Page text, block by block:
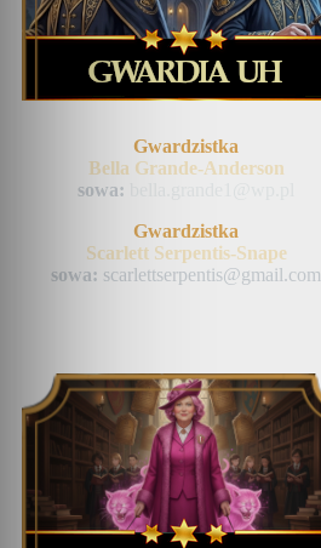
Gwardzistka
Bella Grande-Anderson
sowa:
Gwardzistka
Scarlett Serpentis-Snape
sowa: scarlettserpentis@gmail.com